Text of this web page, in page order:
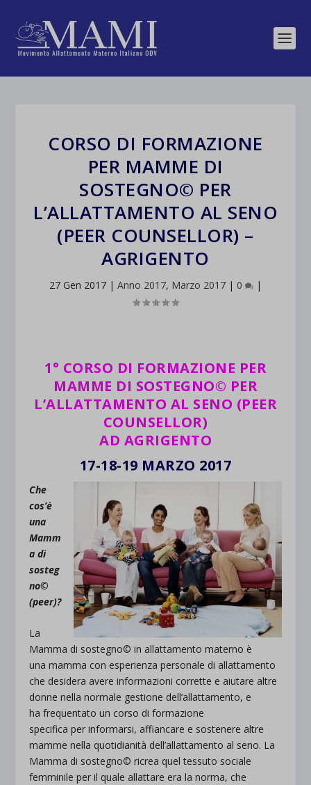
CORSO DI FORMAZIONE
PER MAMME DI
SOSTEGNO© PER
L’ALLATTAMENTO AL SENO
(PEER COUNSELLOR) –
AGRIGENTO
27 Gen 2017 | Anno 2017, Marzo 2017 | 0 |
1° CORSO DI FORMAZIONE PER
MAMME DI SOSTEGNO© PER
L’ALLATTAMENTO AL SENO (PEER
COUNSELLOR)
AD AGRIGENTO
17-18-19 MARZO 2017
Che
cos’è
una
Mamm
a di
sosteg
no©
(peer)?
La
Mamma di sostegno© in allattamento materno è
una mamma con esperienza personale di allattamento
che desidera avere informazioni corrette e aiutare altre
donne nella normale gestione dell’allattamento, e
ha frequentato un corso di formazione
specifica per informarsi, affiancare e sostenere altre
mamme nella quotidianità dell’allattamento al seno. La
Mamma di sostegno© ricrea quel tessuto sociale
femminile per il quale allattare era la norma, che